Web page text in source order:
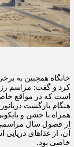
خانگاه همچنین به
کرد و گفت: مراسم
است که در مواقع
هنگام بازگشت
همراه با جشن و
از فصول سال مراسمی
آن، از غذاهای
خاصی بود.